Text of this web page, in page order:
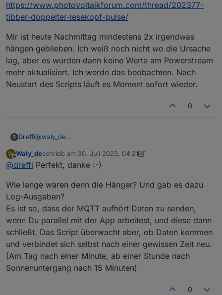
https://www.photovoltaikforum.com/thread/202377-
tibber-doppelter-lesekopf-pulse/
Mir ist heute Nachmittag mindestens 2x irgendwas
hängen geblieben. Ich weiß noch nicht wo die Ursache
lag, aber es wurden dann keine Werte am Powerstream
mehr aktualisiert. Ich werde das beobachten. Nach
Neustart des Scripts läuft es Moment sofort wieder.
0
D Dreffi@waly_de
https://www.photovoltaikforum.com/thread/202377-
tibber-doppelter-lesekopf-pulse/
Mir ist heute Nachmittag mindestens 2x irgendwas
hängen geblieben. Ich weiß noch nicht wo die Ursache
mehr aktualisiert. Ich werde das beobachten. Nach
Neustart des Scripts läuft es Moment sofort wieder.
W
Offline
Waly_deschrieb am 30. Juli 2023, 04:21
zuletzt editiert von Waly_de
@dreffi Perfekt, danke :-)
Wie lange waren denn die Hänger? Und gab es dazu
Log-Ausgaben?
Es ist so, dass der MQTT aufhört Daten zu senden,
wenn Du parallel mit der App arbeitest, und diese dann
schließt. Das Script überwacht aber, ob Daten kommen
und verbindet sich selbst nach einer gewissen Zeit neu.
(Am Tag nach einer Minute, ab einer Stunde nach
Sonnenuntergang nach 15 Minuten)
0